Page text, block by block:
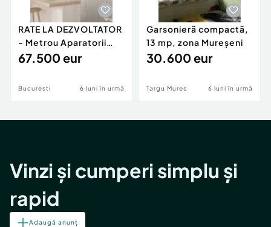
RATE LA DEZVOLTATOR
- Metrou Aparatorii
Patriei -
67.500 eur
Bucuresti 6 luni în urmă
Garsonieră compactă,
13 mp, zona Mureșeni
30.600 eur
Targu Mures 6 luni în urmă
Vinzi și cumperi simplu și
rapid
Adaugă anunț